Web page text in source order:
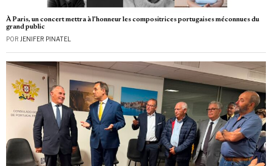
À Paris, un concert mettra à l’honneur les compositrices portugaises méconnues du
grand public
POR JENIFER PINATEL